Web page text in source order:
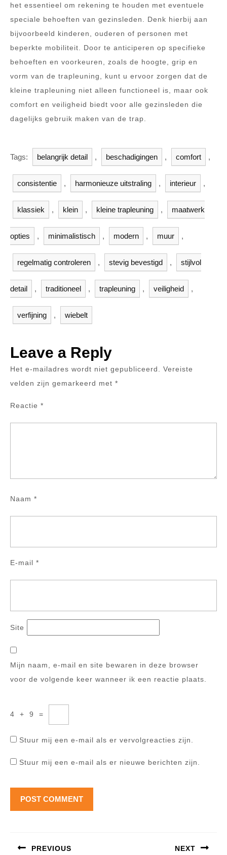
het essentieel om rekening te houden met eventuele
speciale behoeften van gezinsleden. Denk hierbij aan
bijvoorbeeld kinderen, ouderen of personen met
beperkte mobiliteit. Door te anticiperen op specifieke
behoeften en voorkeuren, zoals de hoogte, grip en
vorm van de trapleuning, kunt u ervoor zorgen dat de
kleine trapleuning niet alleen functioneel is, maar ook
comfort en veiligheid biedt voor alle gezinsleden die
dagelijks gebruik maken van de trap.
Tags: belangrijk detail , beschadigingen , comfort ,
consistentie , harmonieuze uitstraling , interieur ,
klassiek , klein , kleine trapleuning , maatwerk
opties , minimalistisch , modern , muur ,
regelmatig controleren , stevig bevestigd , stijlvol
detail , traditioneel , trapleuning , veiligheid ,
verfijning , wiebelt
Leave a Reply
Het e-mailadres wordt niet gepubliceerd.
Vereiste
velden zijn gemarkeerd met *
Reactie *
Naam *
E-mail *
Site
Mijn naam, e-mail en site bewaren in deze browser
voor de volgende keer wanneer ik een reactie plaats.
4 + 9 =
Stuur mij een e-mail als er vervolgreacties zijn.
Stuur mij een e-mail als er nieuwe berichten zijn.
PREVIOUS NEXT